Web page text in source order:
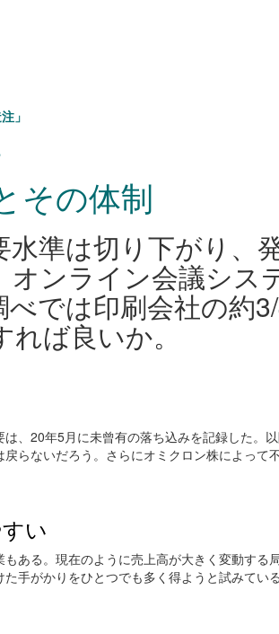
」
その体制
準は切り下がり、
ンライン会議シス
では印刷会社の約
ば良いか。
、20年5月に未曾有の落ち込みを記録した。
らないだろう。さらにオミクロン株によって
い
ある。現在のように売上高が大きく変動する
手がかりをひとつでも多く得ようと試みてい